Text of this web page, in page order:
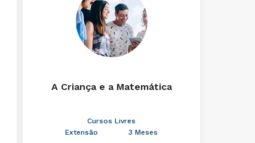
A Criança e a Matemática
Cursos Livres
Extensão
3 Meses